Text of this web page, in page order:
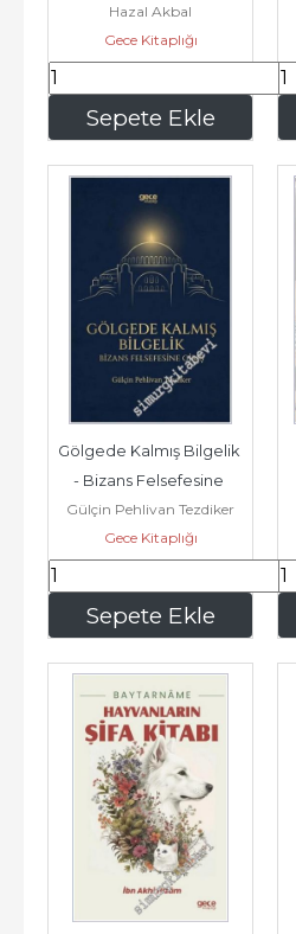
Sepete Ekle
Teknikleri - Yöneticiler
İçin...
Hazal Akbal
Gece Kitaplığı
169,00
Sepete Ekle
Gölgede Kalmış Bilgelik
- Bizans Felsefesine
Giriş -        2025
Gülçin Pehlivan Tezdiker
Gece Kitaplığı
154,70